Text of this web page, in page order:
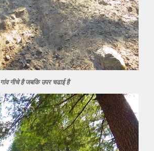
गांव नीचे है जबकि उपर चढाई है